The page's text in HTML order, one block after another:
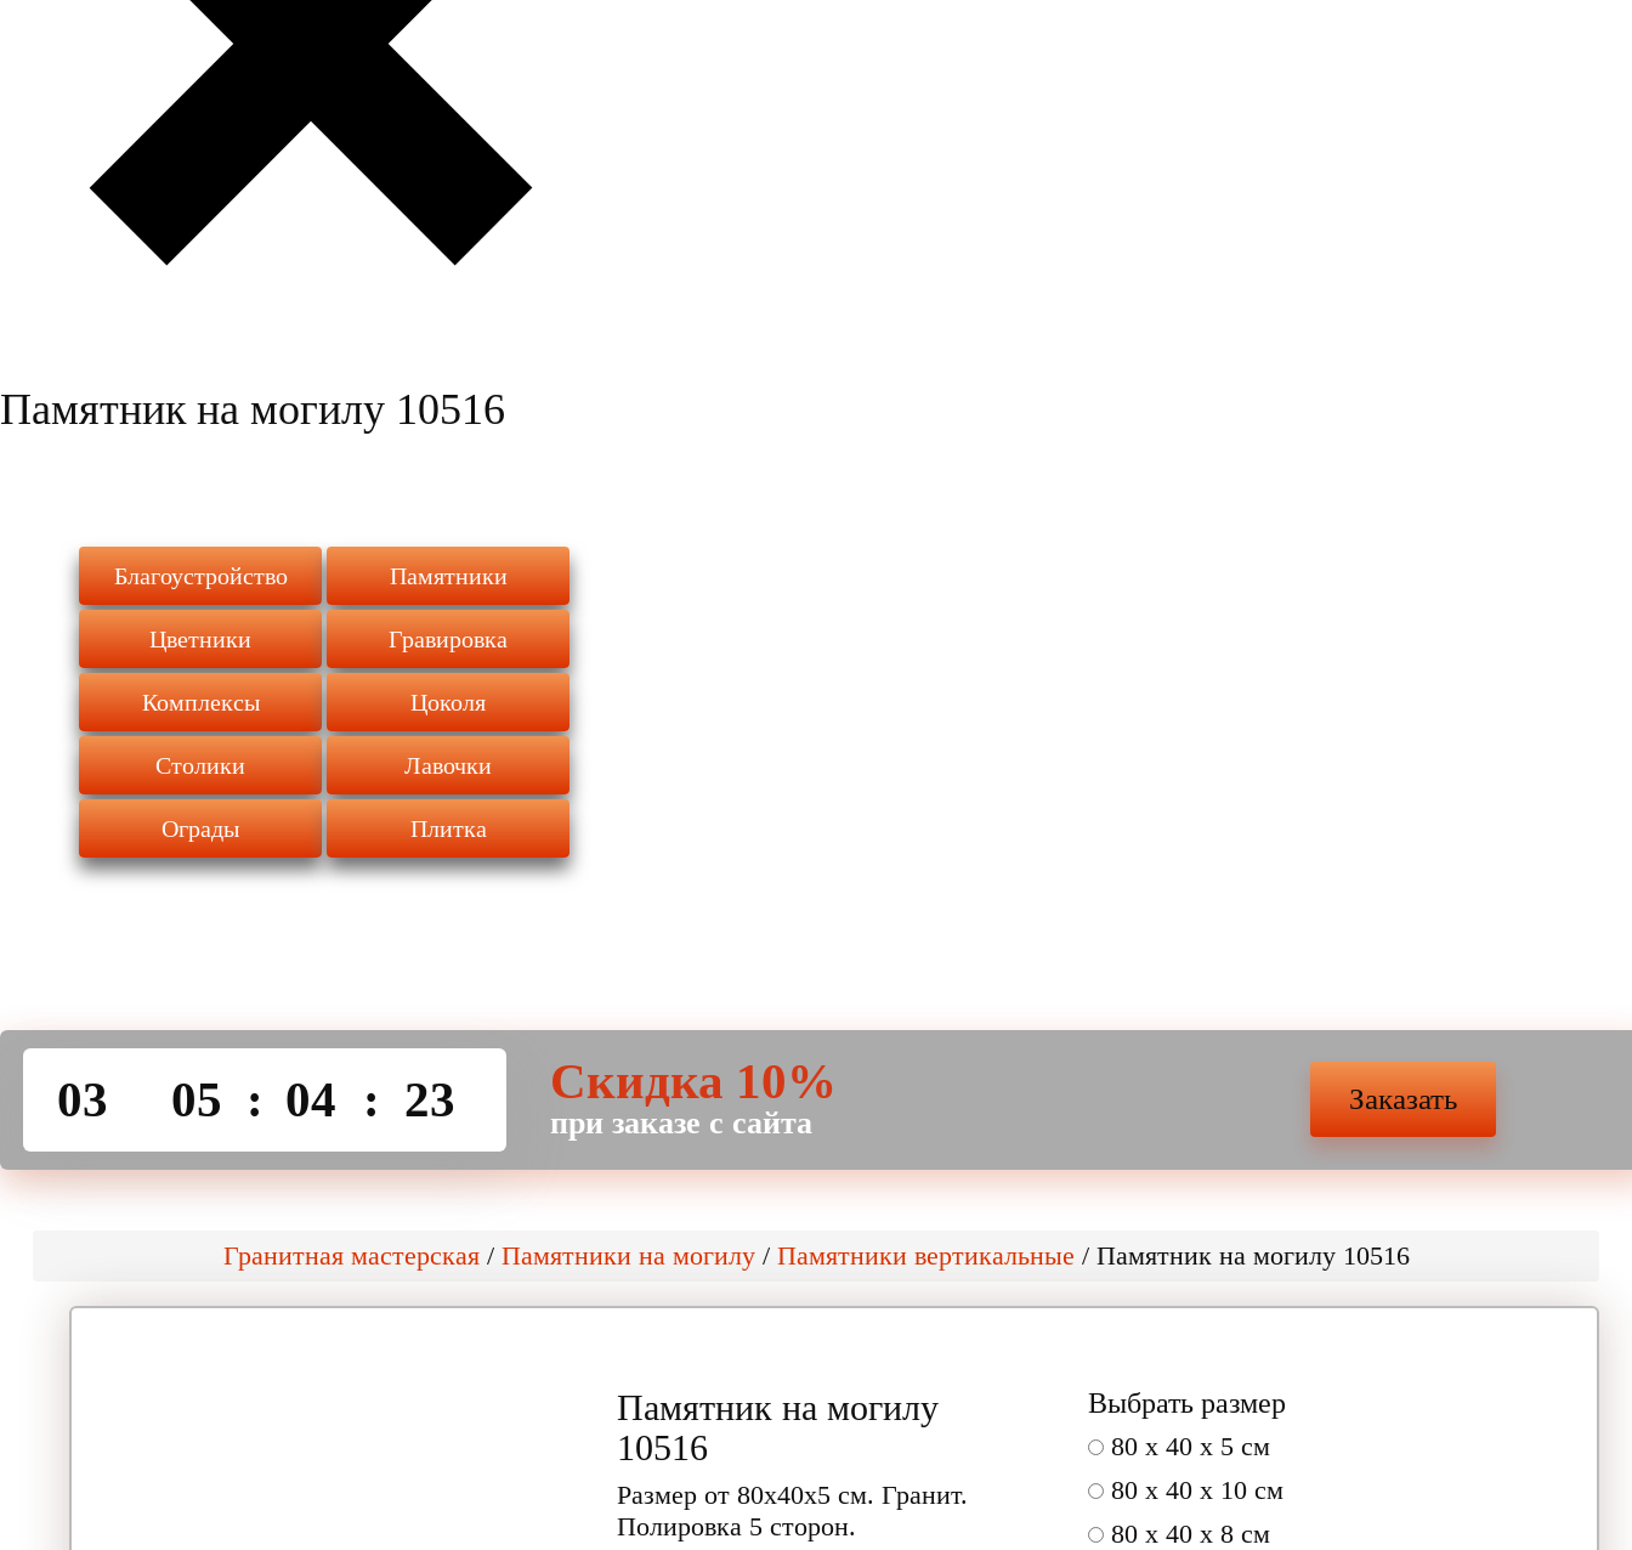
Памятник на могилу 10516
Благоустройство Памятники
Цветники Гравировка
Комплексы Цоколя
Столики Лавочки
Ограды Плитка
03 05 : 04 : 23 Скидка 10%
при заказе с сайта
Заказать
Гранитная мастерская/ Памятники на могилу/ Памятники вертикальные / Памятник на могилу 10516
Памятник на могилу
10516
Размер от 80х40х5 см. Гранит.
Полировка 5 сторон.
Выбрать размер
80 x 40 x 5 см
80 x 40 x 10 см
80 x 40 x 8 см